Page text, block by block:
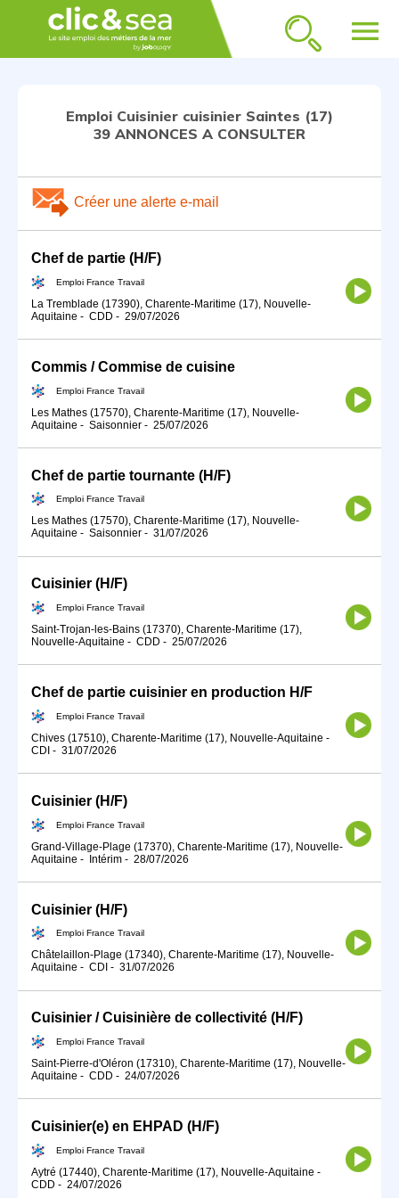
menu
Emploi Cuisinier cuisinier Saintes (17)
39 ANNONCES A CONSULTER
Créer une alerte e-mail
Chef de partie (H/F)
Emploi France Travail
La Tremblade (17390), Charente-Maritime (17), Nouvelle-
Aquitaine - CDD - 29/07/2026
Commis / Commise de cuisine
Emploi France Travail
Les Mathes (17570), Charente-Maritime (17), Nouvelle-
Aquitaine - Saisonnier - 25/07/2026
Chef de partie tournante (H/F)
Emploi France Travail
Les Mathes (17570), Charente-Maritime (17), Nouvelle-
Aquitaine - Saisonnier - 31/07/2026
Cuisinier (H/F)
Emploi France Travail
Saint-Trojan-les-Bains (17370), Charente-Maritime (17),
Nouvelle-Aquitaine - CDD - 25/07/2026
Chef de partie cuisinier en production H/F
Emploi France Travail
Chives (17510), Charente-Maritime (17), Nouvelle-Aquitaine -
CDI - 31/07/2026
Cuisinier (H/F)
Emploi France Travail
Grand-Village-Plage (17370), Charente-Maritime (17), Nouvelle-
Aquitaine - Intérim - 28/07/2026
Cuisinier (H/F)
Emploi France Travail
Châtelaillon-Plage (17340), Charente-Maritime (17), Nouvelle-
Aquitaine - CDI - 31/07/2026
Cuisinier / Cuisinière de collectivité (H/F)
Emploi France Travail
Saint-Pierre-d'Oléron (17310), Charente-Maritime (17), Nouvelle-
Aquitaine - CDD - 24/07/2026
Cuisinier(e) en EHPAD (H/F)
Emploi France Travail
Aytré (17440), Charente-Maritime (17), Nouvelle-Aquitaine -
CDD - 24/07/2026